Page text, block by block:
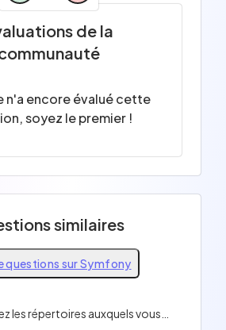
de la
n'a encore évalué cette
soyez le premier !
similaires
questions sur Symfony